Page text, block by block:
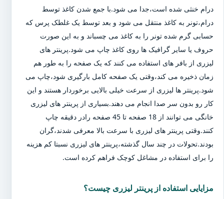
درام خنثی شده است،جدا می شود.با جمع شدن کاغذ توسط
درام،تونر به کاغذ منتقل می شود و بعد توسط یک غلطک پرس که
حسابی گرم شده تونر را به کاغذ می چسباند و به این صورت
حروف یا سایر گرافیک ها روی کاغذ چاپ می شود.پرینتر های
لیزری از بافر های استفاده می کنند که یک صفحه را به طور هم
زمان ذخیره می کند،وقتی یک صفحه کامل بارگیری شود،چاپ می
شود.پرینتر ها لیزری از سرعت خیلی بالایی برخوردار هستند و این
کار رو بدون سر صدا انجام می دهند.بسیاری از پرینتر های لیزری
خانگی می توانند از 18 صفحه تا 45 صفحه رادر دقیقه چاپ
کنند.وقتی پرینتر های لیزری با سرعت بالا معرفی شدند،گران
بودند.تحولات در چند سال گذشته،پرینتر های لیزری نسبتا کم هزینه
را برای استفاده در مشاغل کوچک فراهم کرده است.
مزایایی استفاده از پرینتر لیزری چیست؟